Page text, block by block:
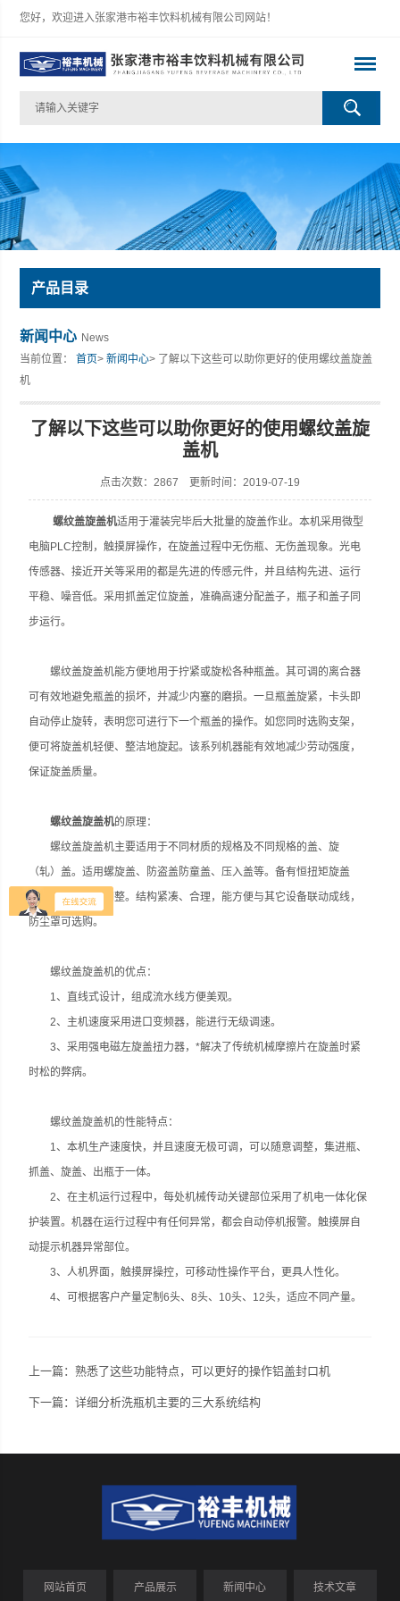
您好，欢迎进入张家港市裕丰饮料机械有限公司网站！
张家港市裕丰饮料机械有限公司
产品目录
新闻中心 News
当前位置：首页>新闻中心> 了解以下这些可以助你更好的使用螺纹盖旋盖
机
了解以下这些可以助你更好的使用螺纹盖旋
盖机
点击次数：2867 更新时间：2019-07-19
螺纹盖旋盖机适用于灌装完毕后大批量的旋盖作业。本机采用微型
电脑PLC控制，触摸屏操作，在旋盖过程中无伤瓶、无伤盖现象。光电
传感器、接近开关等采用的都是先进的传感元件，并且结构先进、运行
平稳、噪音低。采用抓盖定位旋盖，准确高速分配盖子，瓶子和盖子同
步运行。
螺纹盖旋盖机能方便地用于拧紧或旋松各种瓶盖。其可调的离合器
可有效地避免瓶盖的损坏，并减少内塞的磨损。一旦瓶盖旋紧，卡头即
自动停止旋转，表明您可进行下一个瓶盖的操作。如您同时选购支架，
便可将旋盖机轻便、整洁地旋起。该系列机器能有效地减少劳动强度，
保证旋盖质量。
螺纹盖旋盖机的原理：
螺纹盖旋盖机主要适用于不同材质的规格及不同规格的盖、旋
（轧）盖。适用螺旋盖、防盗盖防童盖、压入盖等。备有恒扭矩旋盖
头，压力可方便调整。结构紧凑、合理，能方便与其它设备联动成线，
防尘罩可选购。
螺纹盖旋盖机的优点：
1、直线式设计，组成流水线方便美观。
2、主机速度采用进口变频器，能进行无级调速。
3、采用强电磁左旋盖扭力器，*解决了传统机械摩擦片在旋盖时紧
时松的弊病。
螺纹盖旋盖机的性能特点：
1、本机生产速度快，并且速度无极可调，可以随意调整，集进瓶、
抓盖、旋盖、出瓶于一体。
2、在主机运行过程中，每处机械传动关键部位采用了机电一体化保
护装置。机器在运行过程中有任何异常，都会自动停机报警。触摸屏自
动提示机器异常部位。
3、人机界面，触摸屏操控，可移动性操作平台，更具人性化。
4、可根据客户产量定制6头、8头、10头、12头，适应不同产量。
上一篇：熟悉了这些功能特点，可以更好的操作铝盖封口机
下一篇：详细分析洗瓶机主要的三大系统结构
网站首页 产品展示 新闻中心 技术文章